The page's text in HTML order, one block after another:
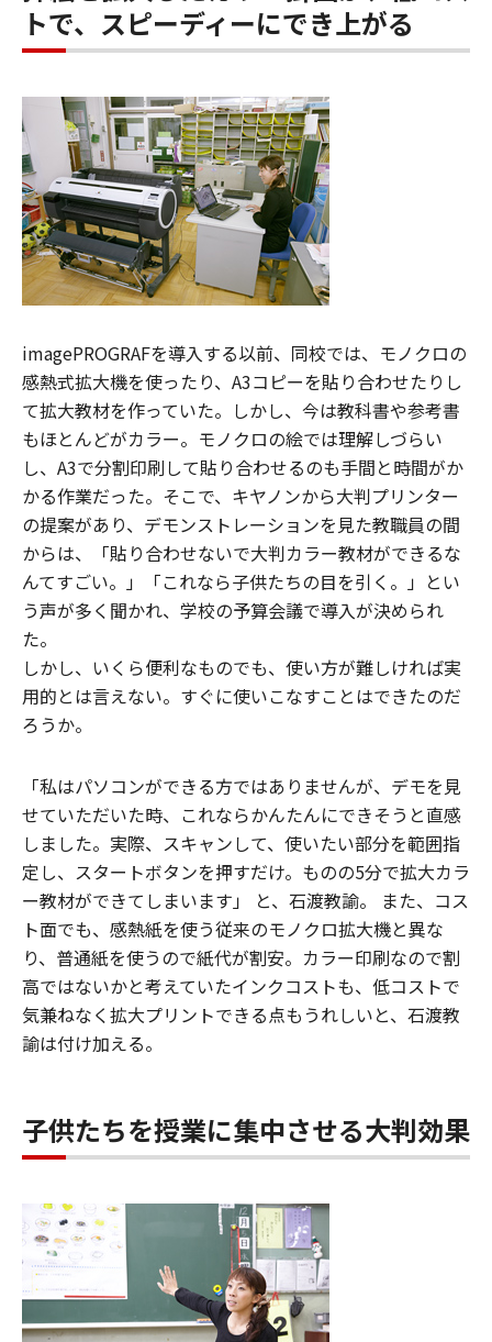
トで、スピーディーにでき上がる
imagePROGRAFを導入する以前、同校では、モノクロの
感熱式拡大機を使ったり、A3コピーを貼り合わせたりし
て拡大教材を作っていた。しかし、今は教科書や参考書
もほとんどがカラー。モノクロの絵では理解しづらい
し、A3で分割印刷して貼り合わせるのも手間と時間がか
かる作業だった。そこで、キヤノンから大判プリンター
の提案があり、デモンストレーションを見た教職員の間
からは、「貼り合わせないで大判カラー教材ができるな
んてすごい。」「これなら子供たちの目を引く。」とい
う声が多く聞かれ、学校の予算会議で導入が決められ
た。
しかし、いくら便利なものでも、使い方が難しければ実
用的とは言えない。すぐに使いこなすことはできたのだ
ろうか。
「私はパソコンができる方ではありませんが、デモを見
せていただいた時、これならかんたんにできそうと直感
しました。実際、スキャンして、使いたい部分を範囲指
定し、スタートボタンを押すだけ。ものの5分で拡大カラ
ー教材ができてしまいます」 と、石渡教諭。 また、コス
ト面でも、感熱紙を使う従来のモノクロ拡大機と異な
り、普通紙を使うので紙代が割安。カラー印刷なので割
高ではないかと考えていたインクコストも、低コストで
気兼ねなく拡大プリントできる点もうれしいと、石渡教
諭は付け加える。
子供たちを授業に集中させる大判効果